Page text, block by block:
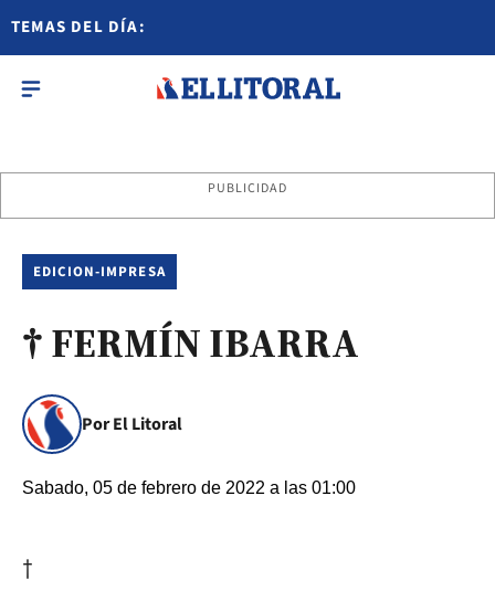
TEMAS DEL DÍA:
PUBLICIDAD
EDICION-IMPRESA
† FERMÍN IBARRA
Por El Litoral
Sabado, 05 de febrero de 2022 a las 01:00
†